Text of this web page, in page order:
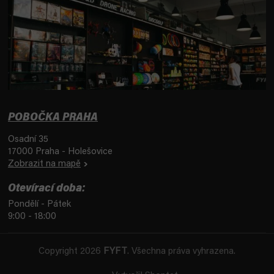
POBOČKA PRAHA
Osadní 35
17000 Praha - Holešovice
Zobrazit na mapě
Otevírací doba:
Pondělí - Pátek
9:00 - 18:00
Copyright 2026 FYFT . Všechna práva vyhrazena.